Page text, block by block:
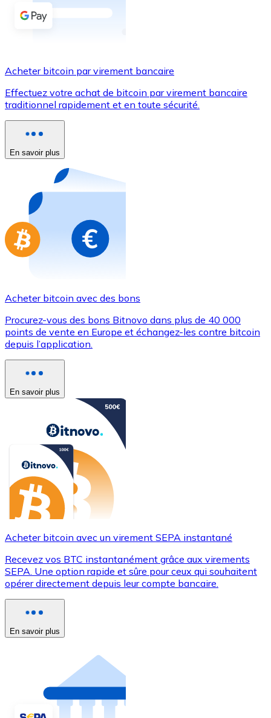
Virement SEPA
Utilisez les cartes Visa et Mastercard pour acheter
Acheter avec carte
Nouveau
Achetez des cartes-cadeaux de vos marques
Aller à la boutique de cartes-cadeaux
Acheter bitcoin par virement bancaire
Effectuez votre achat de bitcoin par virement bancaire
traditionnel rapidement et en toute sécurité.
En savoir plus
Acheter bitcoin avec des bons
Procurez-vous des bons Bitnovo dans plus de 40 000
points de vente en Europe et échangez-les contre bitcoin
depuis l’application.
En savoir plus
Acheter bitcoin avec un virement SEPA instantané
Recevez vos BTC instantanément grâce aux virements
SEPA. Une option rapide et sûre pour ceux qui souhaitent
opérer directement depuis leur compte bancaire.
En savoir plus